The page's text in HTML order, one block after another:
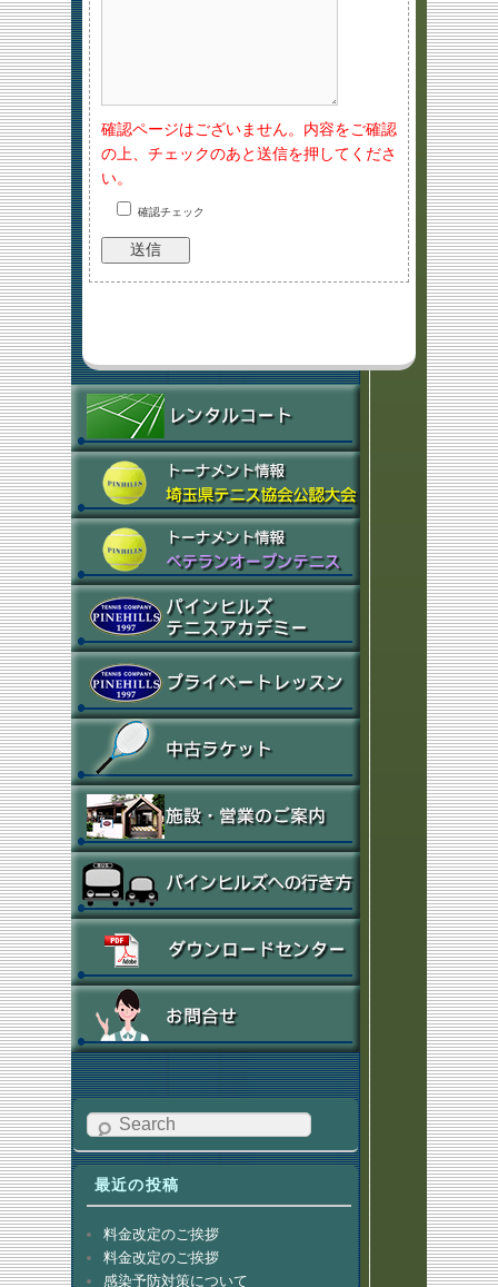
確認ページはございません。内容をご確認
の上、チェックのあと送信を押してくださ
い。
確認チェック
Search
最近の投稿
料金改定のご挨拶
料金改定のご挨拶
感染予防対策について